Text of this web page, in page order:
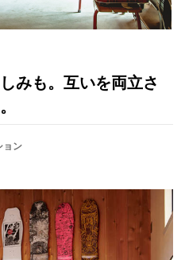
みも。互いを両立さ
ョン